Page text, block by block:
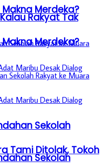
Merdeka?
Sekolah
Tami Ditolak, Tokoh
Rakyat Tak
Merdeka?
Sekolah